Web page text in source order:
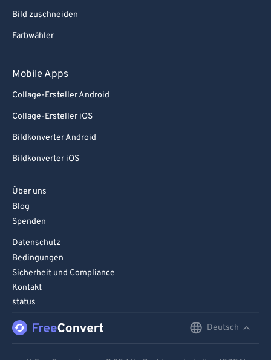
Bild zuschneiden
Farbwähler
Mobile Apps
Collage-Ersteller Android
Collage-Ersteller iOS
Bildkonverter Android
Bildkonverter iOS
Über uns
Blog
Spenden
Datenschutz
Bedingungen
Sicherheit und Compliance
Kontakt
status
Deutsch